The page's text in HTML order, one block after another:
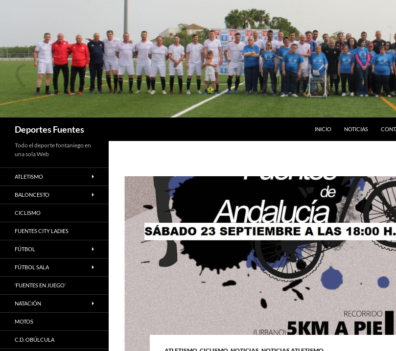
Deportes Fuentes INICIO NOTICIAS
Todo el deporte fontaniego en
una sola Web
ATLETISMO
BALONCESTO
CICLISMO
FUENTES CITY LADIES
FÚTBOL
FÚTBOL SALA
‘FUENTES EN JUEGO’
NATACIÓN
MOTOS
C.D. OBÚLCULA